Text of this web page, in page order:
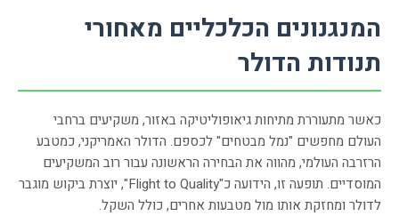
המנגנונים הכלכליים מאחורי
תנודות הדולר
כאשר מתעוררת מתיחות גיאופוליטיקה באזור, משקיעים ברחבי
העולם מחפשים "נמל מבטחים" לכספם. הדולר האמריקני, כמטבע
הרזרבה העולמי, מהווה את הבחירה הראשונה עבור רוב המשקיעים
המוסדיים. תופעה זו, הידועה כ"Flight to Quality", יוצרת ביקוש מוגבר
לדולר ומחזקת אותו מול מטבעות אחרים, כולל השקל.